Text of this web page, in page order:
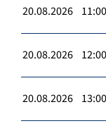
20.08.2026
20.08.2026
20.08.2026